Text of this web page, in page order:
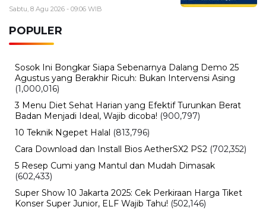
Sabtu, 8 Agu 2026 - 09:06 WIB
POPULER
Sosok Ini Bongkar Siapa Sebenarnya Dalang Demo 25
Agustus yang Berakhir Ricuh: Bukan Intervensi Asing
(1,000,016)
3 Menu Diet Sehat Harian yang Efektif Turunkan Berat
Badan Menjadi Ideal, Wajib dicoba! (900,797)
10 Teknik Ngepet Halal (813,796)
Cara Download dan Install Bios AetherSX2 PS2 (702,352)
5 Resep Cumi yang Mantul dan Mudah Dimasak
(602,433)
Super Show 10 Jakarta 2025: Cek Perkiraan Harga Tiket
Konser Super Junior, ELF Wajib Tahu! (502,146)